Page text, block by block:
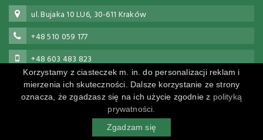
ul. Bujaka 10 LU6, 30-611 Kraków
+48 510 059 177
+48 603 483 823
biuro@abroker.pl
Polityka prywatności
Korzystamy z ciasteczek m. in. do personalizacji reklam i
mierzenia ich skuteczności. Dalsze korzystanie ze strony
oznacza, że zgadzasz się na ich użycie zgodnie z polityką
prywatności.
Zgadzam się